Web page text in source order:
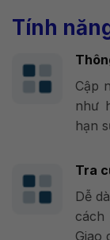
Tính
Cập
như
hạn
Tra
Dễ
Giao